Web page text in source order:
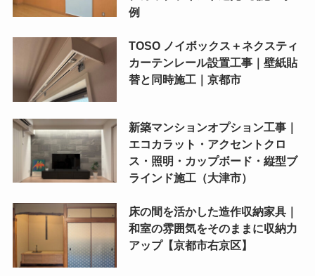
例
TOSO ノイボックス＋ネクスティ
カーテンレール設置工事｜壁紙貼
替と同時施工｜京都市
新築マンションオプション工事｜
エコカラット・アクセントクロ
ス・照明・カップボード・縦型ブ
ラインド施工（大津市）
床の間を活かした造作収納家具｜
和室の雰囲気をそのままに収納力
アップ【京都市右京区】